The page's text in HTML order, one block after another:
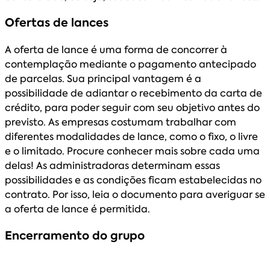
Ofertas de lances
A oferta de lance é uma forma de concorrer à
contemplação mediante o pagamento antecipado
de parcelas. Sua principal vantagem é a
possibilidade de adiantar o recebimento da carta de
crédito, para poder seguir com seu objetivo antes do
previsto. As empresas costumam trabalhar com
diferentes modalidades de lance, como o fixo, o livre
e o limitado. Procure conhecer mais sobre cada uma
delas! As administradoras determinam essas
possibilidades e as condições ficam estabelecidas no
contrato. Por isso, leia o documento para averiguar se
a oferta de lance é permitida.
Encerramento do grupo